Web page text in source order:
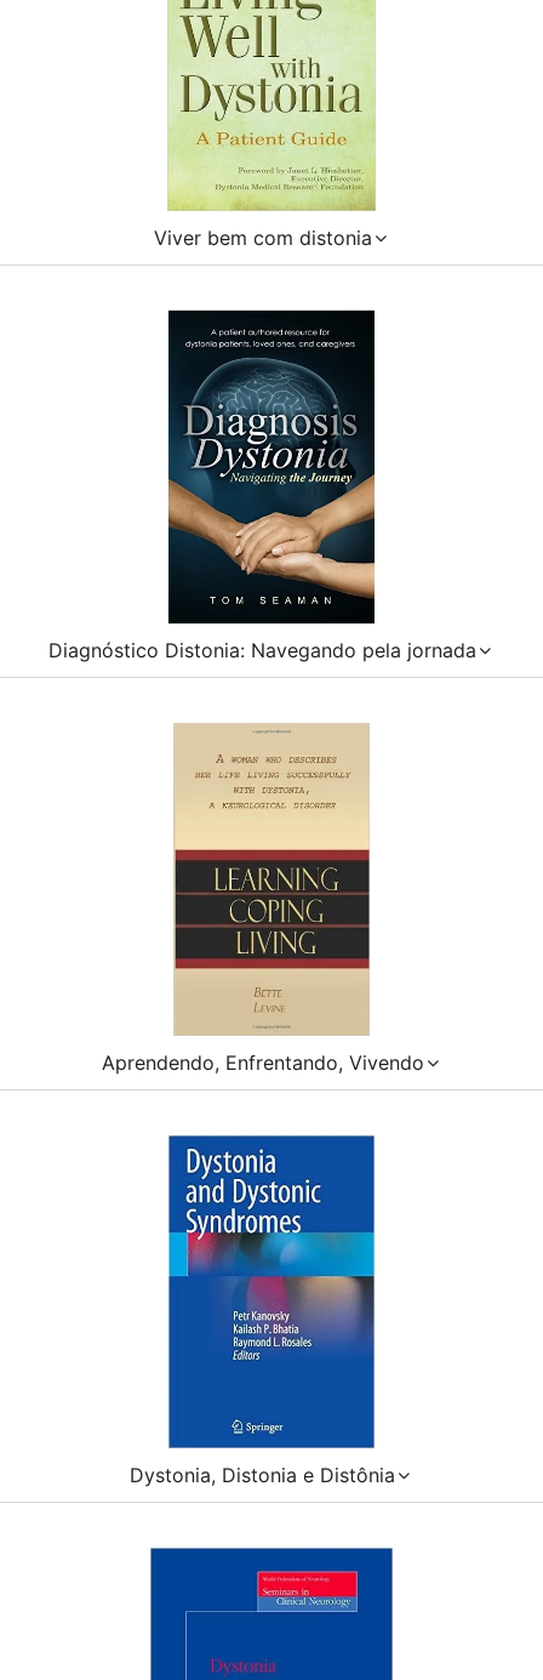
Viver bem com distonia
Diagnóstico Distonia: Navegando pela jornada
Aprendendo, Enfrentando, Vivendo
Dystonia, Distonia e Distônia